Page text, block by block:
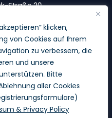
klicken,
von Cookies auf Ihrem
zu verbessern, die
und unsere
Bitte
aller Cookies
& Privacy Policy
Straße 20
83943 0
momentum.com
Momentum GmbH. All